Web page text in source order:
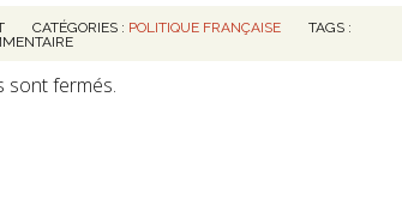
CATÉGORIES : POLITIQUE FRANÇAISE
TAGS :
sont fermés.